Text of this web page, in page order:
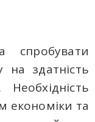
на здатність
економіки та